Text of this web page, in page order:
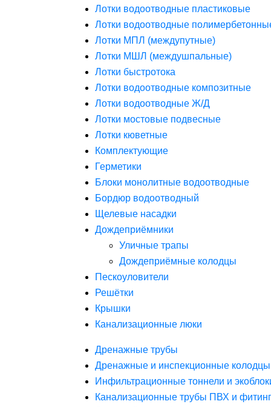
Лотки водоотводные пластиковые
Лотки водоотводные
Лотки МПЛ (междупутные)
Лотки МШЛ (междушпальные)
Лотки быстротока
Лотки водоотводные композитные
Лотки водоотводные Ж/Д
Лотки мостовые подвесные
Лотки кюветные
Комплектующие
Герметики
Блоки монолитные водоотводные
Бордюр водоотводный
Щелевые насадки
Дождеприёмники
Уличные трапы
Дождеприёмные колодцы
Пескоуловители
Решётки
Крышки
Канализационные люки
Дренажные трубы
Дренажные и инспекционные колодцы
Инфильтрационные тоннели и
Канализационные трубы ПВХ и